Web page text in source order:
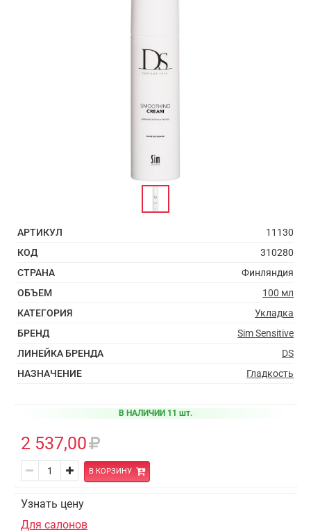
АРТИКУЛ
11130
КОД
310280
СТРАНА
Финляндия
ОБЪЕМ
100 мл
КАТЕГОРИЯ
Укладка
БРЕНД
Sim Sensitive
ЛИНЕЙКА БРЕНДА
DS
НАЗНАЧЕНИЕ
Гладкость
В НАЛИЧИИ 11 шт.
2 537,00
В КОРЗИНУ
Узнать цену
Для салонов